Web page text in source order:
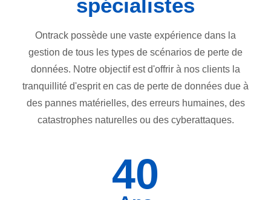
spécialistes
Ontrack possède une vaste expérience dans la
gestion de tous les types de scénarios de perte de
données. Notre objectif est d'offrir à nos clients la
tranquillité d'esprit en cas de perte de données due à
des pannes matérielles, des erreurs humaines, des
catastrophes naturelles ou des cyberattaques.
40